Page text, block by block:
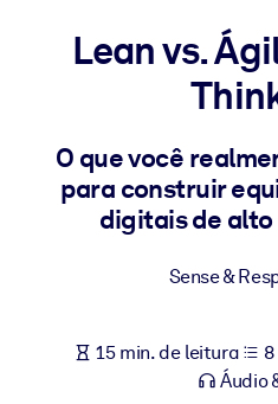
Leve conhecimento verificado
resultados de aprendizagem
Para bibliotecas
negócios confiável e pronto
Alimente seus sistemas de IA
estruturado para melhorar os
Lean vs.
O que você
para construir
digitais de
Sense &
15 min. de leitura
Áudio